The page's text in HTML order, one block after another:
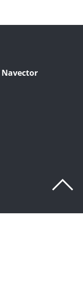
Navector